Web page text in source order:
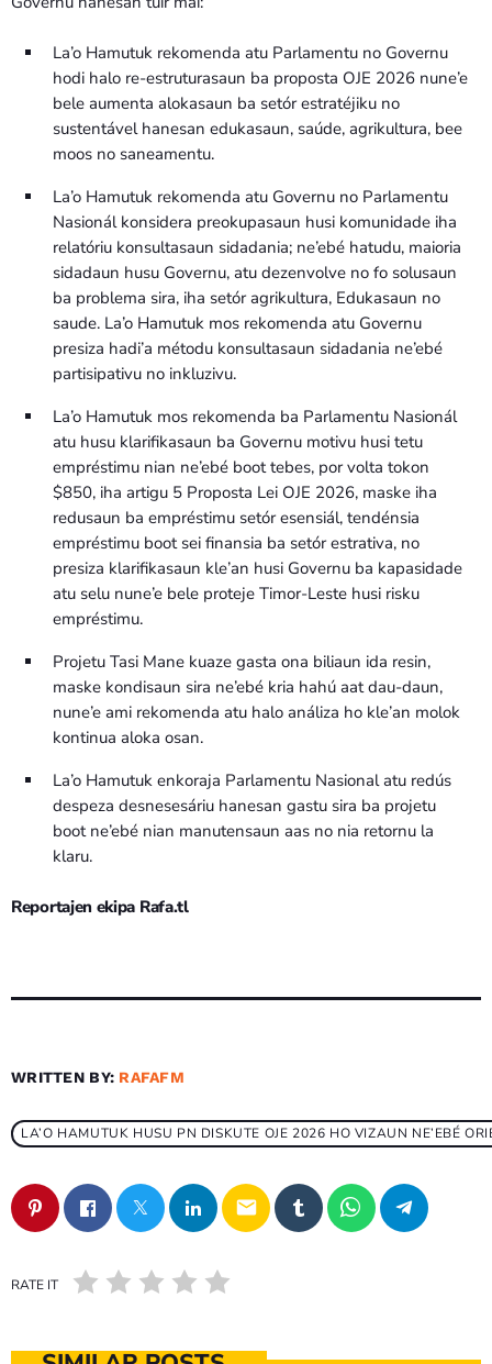
La’o Hamutuk rekomenda atu Parlamentu no Governu
hodi halo re-estruturasaun ba proposta OJE 2026 nune’e
bele aumenta alokasaun ba setór estratéjiku no
sustentável hanesan edukasaun, saúde, agrikultura, bee
moos no saneamentu.
La’o Hamutuk rekomenda atu Governu no Parlamentu
Nasionál konsidera preokupasaun husi komunidade iha
relatóriu konsultasaun sidadania; ne’ebé hatudu, maioria
sidadaun husu Governu, atu dezenvolve no fo solusaun
ba problema sira, iha setór agrikultura, Edukasaun no
saude. La’o Hamutuk mos rekomenda atu Governu
presiza hadi’a métodu konsultasaun sidadania ne’ebé
partisipativu no inkluzivu.
La’o Hamutuk mos rekomenda ba Parlamentu Nasionál
atu husu klarifikasaun ba Governu motivu husi tetu
empréstimu nian ne’ebé boot tebes, por volta tokon
$850, iha artigu 5 Proposta Lei OJE 2026, maske iha
redusaun ba empréstimu setór esensiál, tendénsia
empréstimu boot sei finansia ba setór estrativa, no
presiza klarifikasaun kle’an husi Governu ba kapasidade
atu selu nune’e bele proteje Timor-Leste husi risku
empréstimu.
Projetu Tasi Mane kuaze gasta ona biliaun ida resin,
maske kondisaun sira ne’ebé kria hahú aat dau-daun,
nune’e ami rekomenda atu halo análiza ho kle’an molok
kontinua aloka osan.
La’o Hamutuk enkoraja Parlamentu Nasional atu redús
despeza desnesesáriu hanesan gastu sira ba projetu
boot ne’ebé nian manutensaun aas no nia retornu la
klaru.
Reportajen ekipa Rafa.tl
WRITTEN BY: RAFAFM
LA’O HAMUTUK HUSU PN DISKUTE OJE 2026 HO VIZAUN NE’EBÉ
email
RATE IT